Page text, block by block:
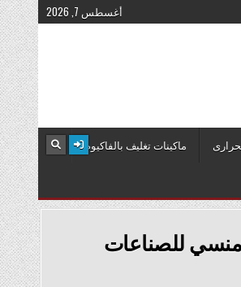
أغسطس 7, 2026
ماكينات تغليف بالفاكيوم
منسي للصناعات